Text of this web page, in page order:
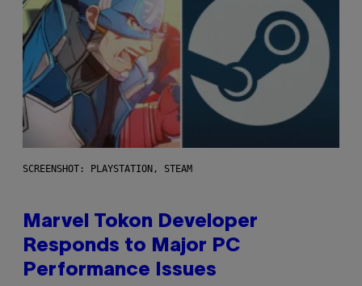
SCREENSHOT: PLAYSTATION, STEAM
Marvel Tokon Developer
Responds to Major PC
Performance Issues